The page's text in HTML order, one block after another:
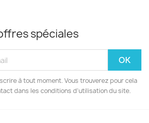
spéciales
à tout moment. Vous trouverez pour cela
dans les conditions d'utilisation du site.